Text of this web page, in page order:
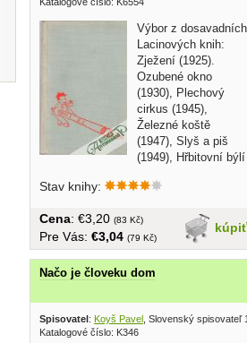
Výbor z dosavadních
Lacinových knih:
Zježení (1925).
Ozubené okno
(1930), Plechový
cirkus (1945),
Železné koště
(1947), Slyš a piš
(1949), Hřbitovní býlí
Stav knihy:
kúpiť
Cena: €3,20 (83 Kč)
Pre Vás: €3,04 (79 Kč)
Načo je človeku dom
Spisovatel: Koyš Pavel , Slovenský spisovateľ
Katalogové číslo: K346